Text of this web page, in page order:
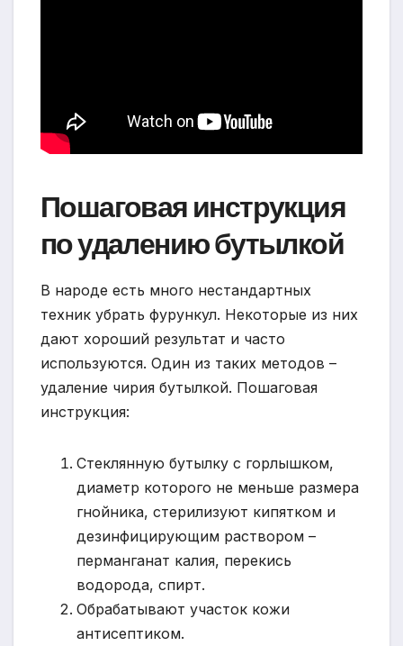
Пошаговая инструкция
по удалению бутылкой
В народе есть много нестандартных
техник убрать фурункул. Некоторые из них
дают хороший результат и часто
используются. Один из таких методов –
удаление чирия бутылкой. Пошаговая
инструкция:
Стеклянную бутылку с горлышком,
диаметр которого не меньше размера
гнойника, стерилизуют кипятком и
дезинфицирующим раствором –
перманганат калия, перекись
водорода, спирт.
Обрабатывают участок кожи
антисептиком.